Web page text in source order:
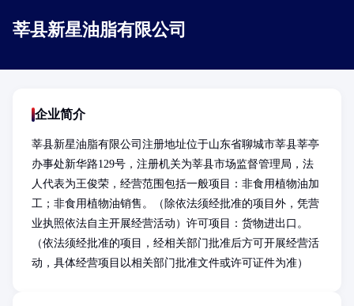
莘县新星油脂有限公司
企业简介
莘县新星油脂有限公司注册地址位于山东省聊城市莘县莘亭
办事处新华路129号，注册机关为莘县市场监督管理局，法
人代表为王俊荣，经营范围包括一般项目：非食用植物油加
工；非食用植物油销售。（除依法须经批准的项目外，凭营
业执照依法自主开展经营活动）许可项目：货物进出口。
（依法须经批准的项目，经相关部门批准后方可开展经营活
动，具体经营项目以相关部门批准文件或许可证件为准）